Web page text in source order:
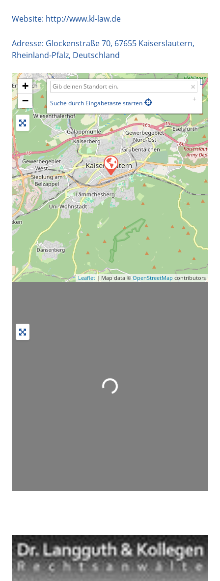
Website: http://www.kl-law.de
Adresse: Glockenstraße 70, 67655 Kaiserslautern,
Rheinland-Pfalz, Deutschland
+
−
Suche durch Eingabetaste starten
Leaflet | Map data ©OpenStreetMap contributors
Wird geladen …